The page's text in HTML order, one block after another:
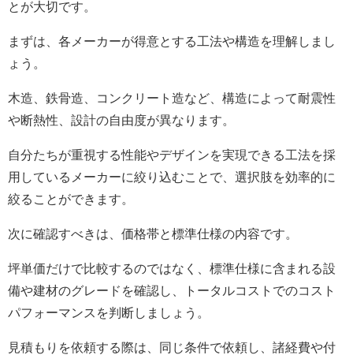
とが大切です。
まずは、各メーカーが得意とする工法や構造を理解しまし
ょう。
木造、鉄骨造、コンクリート造など、構造によって耐震性
や断熱性、設計の自由度が異なります。
自分たちが重視する性能やデザインを実現できる工法を採
用しているメーカーに絞り込むことで、選択肢を効率的に
絞ることができます。
次に確認すべきは、価格帯と標準仕様の内容です。
坪単価だけで比較するのではなく、標準仕様に含まれる設
備や建材のグレードを確認し、トータルコストでのコスト
パフォーマンスを判断しましょう。
見積もりを依頼する際は、同じ条件で依頼し、諸経費や付